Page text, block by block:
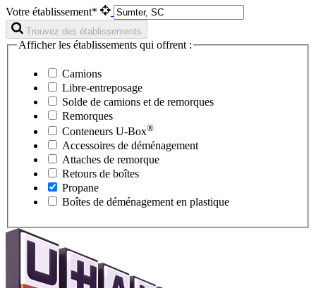
Votre établissement*
Trouvez des établissements
Afficher les établissements qui offrent :
Camions
Libre-entreposage
Solde de camions et de remorques
Remorques
Conteneurs U-Box®
Accessoires de déménagement
Attaches de remorque
Retours de boîtes
Propane
Boîtes de déménagement en plastique